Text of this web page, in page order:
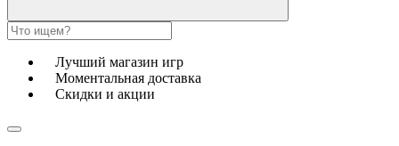
Лучший магазин игр
Моментальная доставка
Скидки и акции